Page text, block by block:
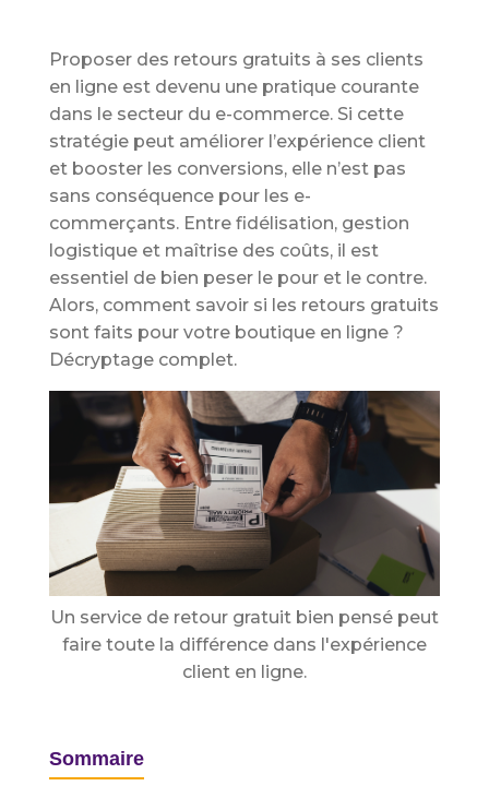
Proposer des retours gratuits à ses clients
en ligne est devenu une pratique courante
dans le secteur du e-commerce. Si cette
stratégie peut améliorer l’expérience client
et booster les conversions, elle n’est pas
sans conséquence pour les e-
commerçants. Entre fidélisation, gestion
logistique et maîtrise des coûts, il est
essentiel de bien peser le pour et le contre.
Alors, comment savoir si les retours gratuits
sont faits pour votre boutique en ligne ?
Décryptage complet.
Un service de retour gratuit bien pensé peut
faire toute la différence dans l'expérience
client en ligne.
Sommaire